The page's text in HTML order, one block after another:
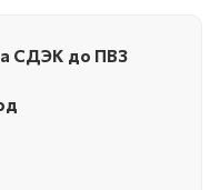
СДЭК до ПВЗ